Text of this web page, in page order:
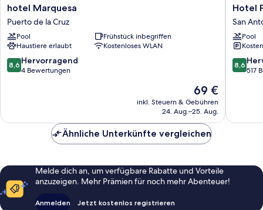
hotel
Marquesa
Puerto
de
la
Cruz
hotel Marquesa
Puerto de la Cruz
Pool
Frühstück inbegriffen
Haustiere erlaubt
Kostenloses WLAN
8.6
von
8,6 Hervorragend
4 Bewertungen
Der
Preis
beträgt
69 €
inkl. Steuern & Gebühren
24. Aug.–25. Aug.
Hotel
Puerto
Palace
San
El
Esquilón
Hotel
San
Pool
8.6
von
8,6
517
Ähnliche Unterkünfte vergleichen
Melde dich an, um verfügbare Rabatte und Vorteile
anzuzeigen. Mehr Prämien für noch mehr Abenteuer!
Anmelden Jetzt kostenlos registrieren